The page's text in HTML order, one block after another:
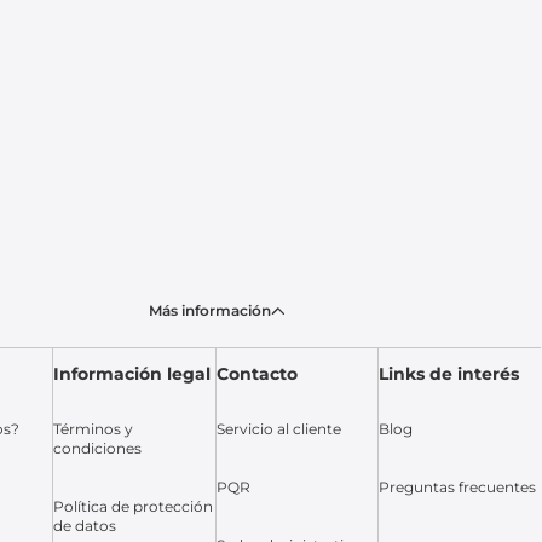
Más información
Información legal
Términos y
condiciones
Política de protección
de datos
Contacto
Servicio al cliente
PQR
Links de interés
Blog
Preguntas frecuentes